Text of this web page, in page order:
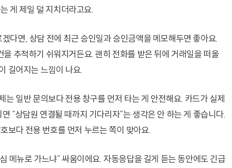
게 제일 덜 지치더라고요.
다면, 상담 전에 최근 승인일과 승인금액을 메모해두면 좋아요.
추적하기 쉬워지거든요. 괜히 전화를 받은 뒤에 거래일을 떠올
길어지는 느낌이 나요.
는 일반 문의보다 전용 창구를 먼저 타는 게 안전해요. 카드가 실제
“상담원 연결될 때까지 기다리자”는 생각은 안 하는 게 좋습니다.
보다 전용 번호를 먼저 누르는 쪽이 맞아요.
메뉴로 가느냐” 싸움이에요. 자동응답을 길게 듣는 동안에도 긴급